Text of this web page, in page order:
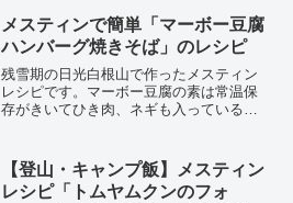
メスティンで簡単「マーボー豆腐
ハンバーグ焼きそば」のレシピ
残雪期の日光白根山で作ったメスティン
レシピです。マーボー豆腐の素は常温保
存がきいてひき肉、ネギも入っている万
ー焼きそばにして、トッピングに豆腐ハ
ンバーグを加えてみました！
【登山・キャンプ飯】メスティン
レシピ「トムヤムクンのフォ